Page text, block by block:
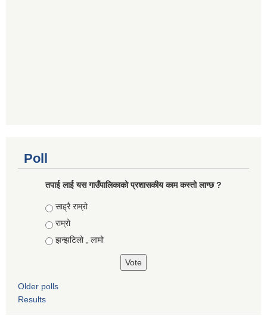
Poll
तपाई लाई यस गाउँपालिकाको प्रशासकीय काम कस्तो लाग्छ ?
Choices
साह्रै राम्रो
राम्रो
झन्झटिलो , लामो
Older polls
Results